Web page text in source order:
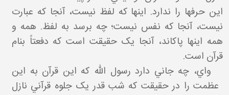
اين حرف ها را ندارد. اينها که لفظ نيست، آنجا که عبارت
نيست، آنجا که نفس نيست؛ چه برسد به لفظ. همه و
همه اينها پاک اند، آنجا يک حقيقت است که دفعتاً بنام
قرآن است.
واي، چه جاني دارد رسول الله که اين قرآن به اين
عظمت را در حقيقت که شب قدر يک جلوه قرآني نازل